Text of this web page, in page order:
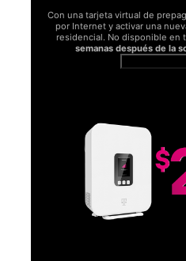
Con una tarjeta virtual de
por Internet y activar una
residencial. No disponible en
semanas después de la